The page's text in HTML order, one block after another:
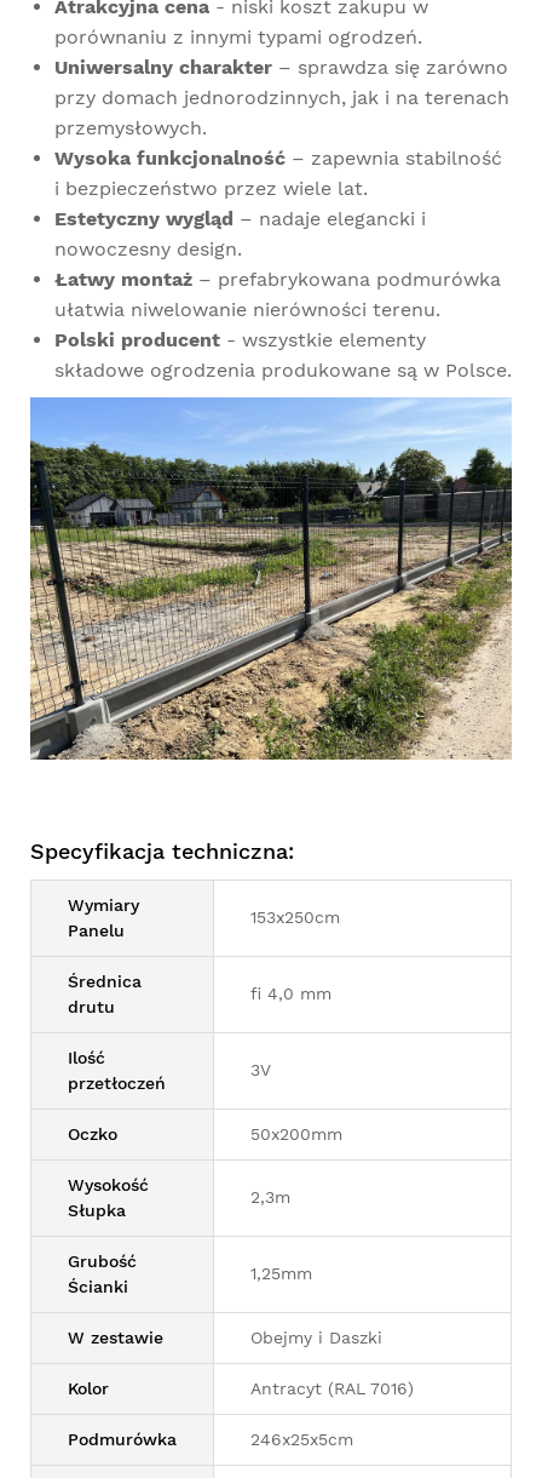
Atrakcyjna cena - niski koszt zakupu w
porównaniu z innymi typami ogrodzeń.
Uniwersalny charakter – sprawdza się zarówno
przy domach jednorodzinnych, jak i na terenach
przemysłowych.
Wysoka funkcjonalność – zapewnia stabilność
i bezpieczeństwo przez wiele lat.
Estetyczny wygląd – nadaje elegancki i
nowoczesny design.
Łatwy montaż – prefabrykowana podmurówka
ułatwia niwelowanie nierówności terenu.
Polski producent - wszystkie elementy
składowe ogrodzenia produkowane są w Polsce.
Specyfikacja techniczna:
Wymiary
Panelu
153x250cm
Średnica
drutu
fi 4,0 mm
Ilość
przetłoczeń
3V
Oczko 50x200mm
Wysokość
Słupka
2,3m
Grubość
Ścianki
1,25mm
W zestawie Obejmy i Daszki
Kolor Antracyt (RAL 7016)
Podmurówka 246x25x5cm